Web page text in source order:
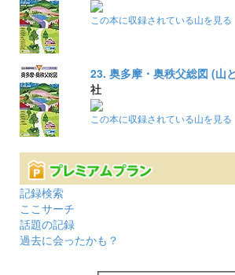
この本に収録されている山を見る
23. 奥多摩・奥秩父総図 (山
社
この本に収録されている山を見る
記録検索
ここサーチ
話題の記録
過去に会ったかも？